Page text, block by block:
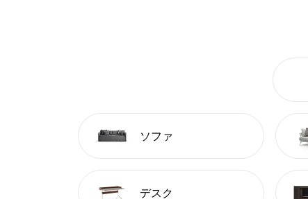
ソファ
デスク